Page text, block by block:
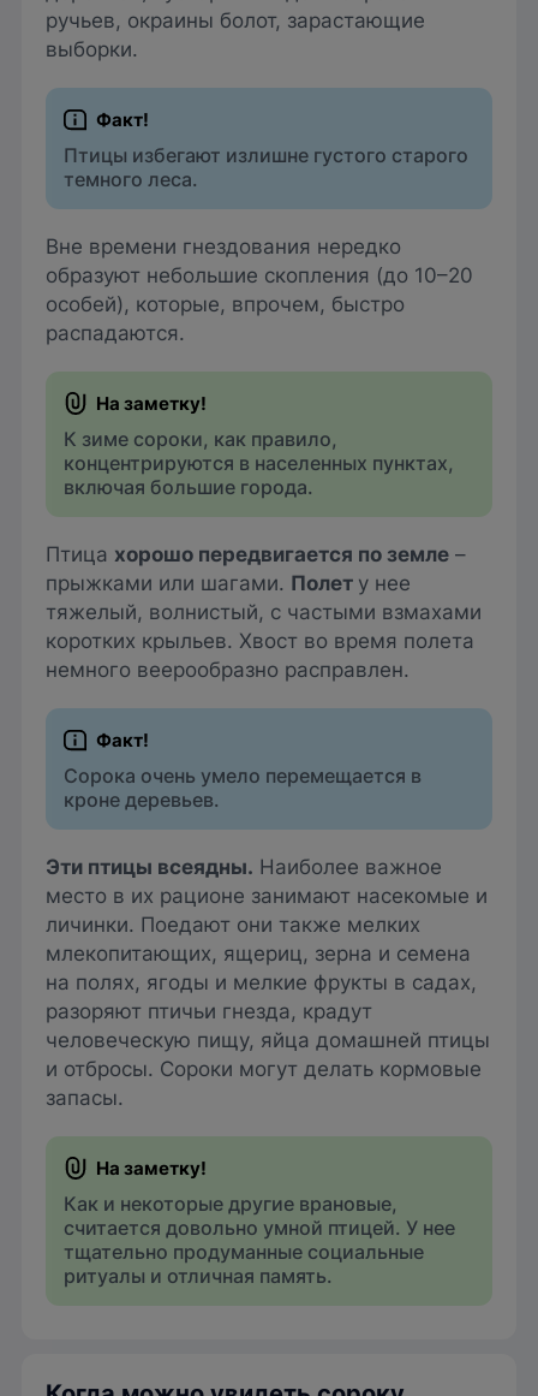
ручьев, окраины болот, зарастающие
выборки.
Птицы избегают излишне густого старого
темного леса.
Вне времени гнездования нередко
образуют небольшие скопления (до 10–20
особей), которые, впрочем, быстро
распадаются.
К зиме сороки, как правило,
концентрируются в населенных пунктах,
включая большие города.
Птица хорошо передвигается по земле –
прыжками или шагами. Полет у нее
тяжелый, волнистый, с частыми взмахами
коротких крыльев. Хвост во время полета
немного веерообразно расправлен.
Сорока очень умело перемещается в
кроне деревьев.
Эти птицы всеядны. Наиболее важное
место в их рационе занимают насекомые и
личинки. Поедают они также мелких
млекопитающих, ящериц, зерна и семена
на полях, ягоды и мелкие фрукты в садах,
разоряют птичьи гнезда, крадут
человеческую пищу, яйца домашней птицы
и отбросы. Сороки могут делать кормовые
запасы.
Как и некоторые другие врановые,
считается довольно умной птицей. У нее
тщательно продуманные социальные
ритуалы и отличная память.